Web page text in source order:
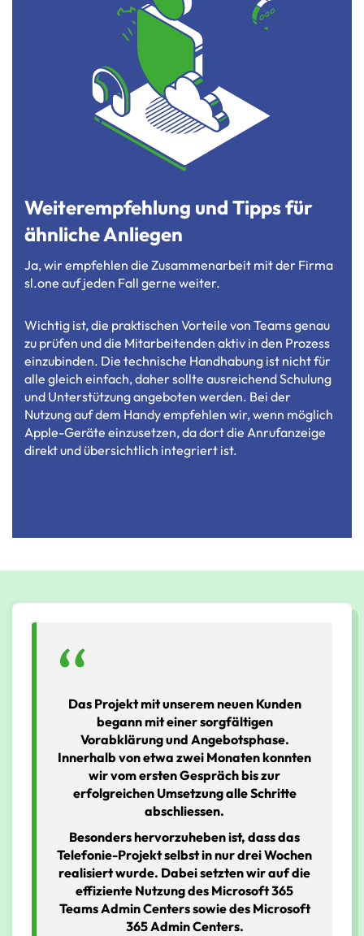
Weiterempfehlung und Tipps für
ähnliche Anliegen
Ja, wir empfehlen die Zusammenarbeit mit der Firma
sl.one auf jeden Fall gerne weiter.
Wichtig ist, die praktischen Vorteile von Teams genau
zu prüfen und die Mitarbeitenden aktiv in den Prozess
einzubinden. Die technische Handhabung ist nicht für
alle gleich einfach, daher sollte ausreichend Schulung
und Unterstützung angeboten werden. Bei der
Nutzung auf dem Handy empfehlen wir, wenn möglich
Apple-Geräte einzusetzen, da dort die Anrufanzeige
direkt und übersichtlich integriert ist.
Das Projekt mit unserem neuen Kunden
begann mit einer sorgfältigen
Vorabklärung und Angebotsphase.
Innerhalb von etwa zwei Monaten konnten
wir vom ersten Gespräch bis zur
erfolgreichen Umsetzung alle Schritte
abschliessen.
Besonders hervorzuheben ist, dass das
Telefonie-Projekt selbst in nur drei Wochen
realisiert wurde. Dabei setzten wir auf die
effiziente Nutzung des Microsoft 365
Teams Admin Centers sowie des Microsoft
365 Admin Centers.